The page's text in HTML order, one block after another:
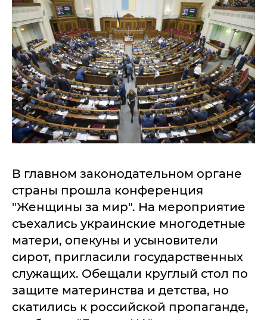
В главном законодательном органе
страны прошла конференция
"Женщины за мир". На мероприятие
съехались украинские многодетные
матери, опекуны и усыновители
сирот, пригласили государственных
служащих. Обещали круглый стол по
защите материнства и детства, но
скатились к российской пропаганде,